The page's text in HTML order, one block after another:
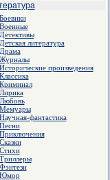
литература
произведения
фантастика